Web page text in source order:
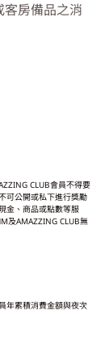
房備品之消
CLUB會員不得要
可公開或私下進行獎勵
金、商品或點數等服
及AMAZZING CLUB無
年累積消費金額與夜次